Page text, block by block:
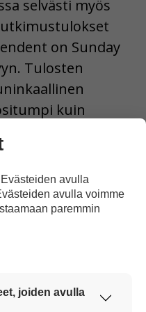
selvästi myös
on Sunday
Tulosten
kuin
avulla
avulla voimme
paremmin
joiden avulla